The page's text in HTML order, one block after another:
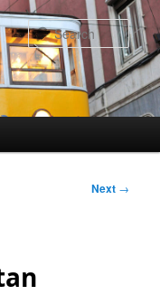
Next →